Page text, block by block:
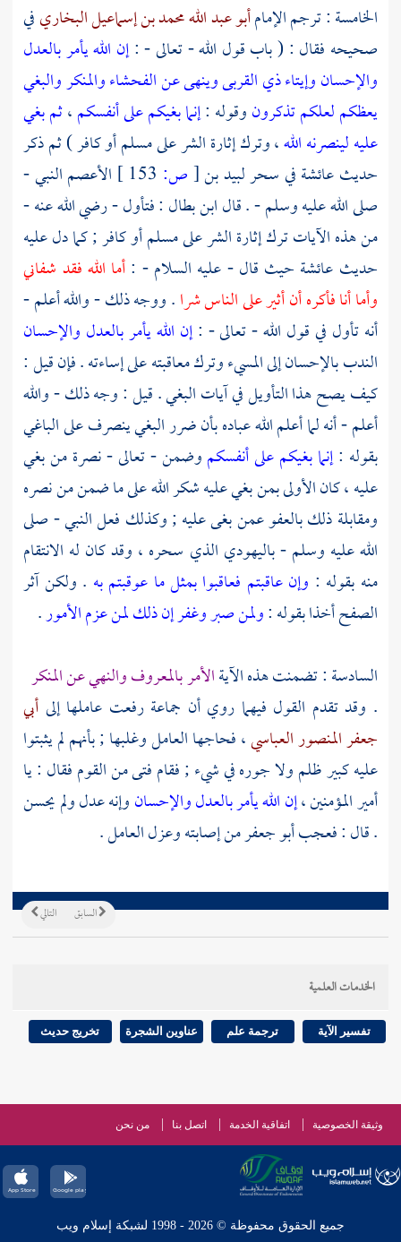
الخامسة : ترجم الإمامأبو عبد الله محمد بن إسماعيل البخاريفي
صحيحه فقال : ( باب قول الله - تعالى - :إن الله يأمر بالعدل
والإحسان وإيتاء ذي القربى وينهى عن الفحشاء والمنكر والبغي
يعظكم لعلكم تذكرونوقوله :إنما بغيكم على أنفسكم،ثم بغي
عليه لينصرنه الله، وترك إثارة الشر على مسلم أو كافر ) ثم ذكر
حديثعائشةفي سحرلبيد بن[ص: الأعصمالنبي -
صلى الله عليه وسلم - . قالابن بطال : فتأول - رضي الله عنه -
من هذه الآيات ترك إثارة الشر على مسلم أو كافر ; كما دل عليه
حديث عائشة حيث قال - عليه السلام - :أما الله فقد شفاني
وأما أنا فأكره أن أثير على الناس شرا. ووجه ذلك - والله أعلم -
أنه تأول في قول الله - تعالى - :إن الله يأمر بالعدل والإحسان
الندب بالإحسان إلى المسيء وترك معاقبته على إساءته . فإن قيل :
كيف يصح هذا التأويل في آيات البغي . قيل : وجه ذلك - والله
أعلم - أنه لما أعلم الله عباده بأن ضرر البغي ينصرف على الباغي
بقوله :إنما بغيكم على أنفسكموضمن - تعالى - نصرة من بغي
عليه ، كان الأولى بمن بغي عليه شكر الله على ما ضمن من نصره
ومقابلة ذلك بالعفو عمن بغى عليه ; وكذلك فعل النبي - صلى
الله عليه وسلم - باليهودي الذي سحره ، وقد كان له الانتقام
منه بقوله : وإن عاقبتم فعاقبوا بمثل ما عوقبتم به . ولكن آثر
الصفح أخذا بقوله :ولمن صبر وغفر إن ذلك لمن عزم الأمور.
السادسة : تضمنت هذه الآيةالأمر بالمعروف والنهي عن المنكر
. وقد تقدم القول فيهما روي أن جماعة رفعت عاملها إلى أبي
جعفر المنصور العباسي، فحاجها العامل وغلبها ; بأنهم لم يثبتوا
عليه كبير ظلم ولا جوره في شيء ; فقام فتى من القوم فقال : يا
أمير المؤمنين ،إن الله يأمر بالعدل والإحسانوإنه عدل ولم يحسن
. قال : فعجبأبو جعفرمن إصابته وعزل العامل .
التالي السابق
الخدمات العلمية
تفسير الآية ترجمة علم عناوين الشجرة تخريج حديث
وثيقة الخصوصية اتفاقية الخدمة اتصل بنا من نحن
جميع الحقوق محفوظة © 2026 - 1998 لشبكة إسلام ويب